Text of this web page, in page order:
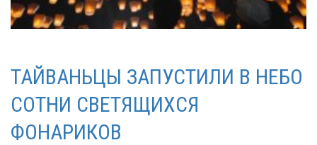
ТАЙВАНЬЦЫ ЗАПУСТИЛИ В НЕБО
СОТНИ СВЕТЯЩИХСЯ
ФОНАРИКОВ